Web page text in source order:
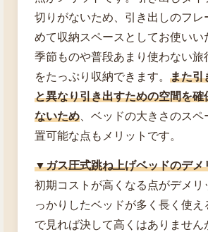
切りがないため、引き出しのフレ
めて収納スペースとしてお使いい
季節ものや普段あまり使わない旅
をたっぷり収納できます。 また引
と異なり引き出すための空間を確
ないため、ベッドの大きさのスペ
置可能な点もメリットです。
▼ガス圧式跳ね上げベッドのデメ
初期コストが高くなる点がデメリ
っかりしたベッドが多く長く使え
で見れば決して高くはありません